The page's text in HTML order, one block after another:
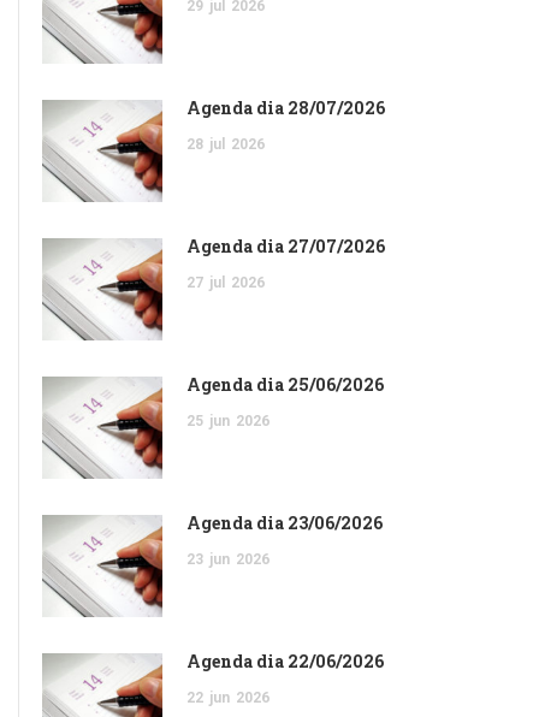
29 jul 2026
Agenda dia 28/07/2026
28 jul 2026
Agenda dia 27/07/2026
27 jul 2026
Agenda dia 25/06/2026
25 jun 2026
Agenda dia 23/06/2026
23 jun 2026
Agenda dia 22/06/2026
22 jun 2026